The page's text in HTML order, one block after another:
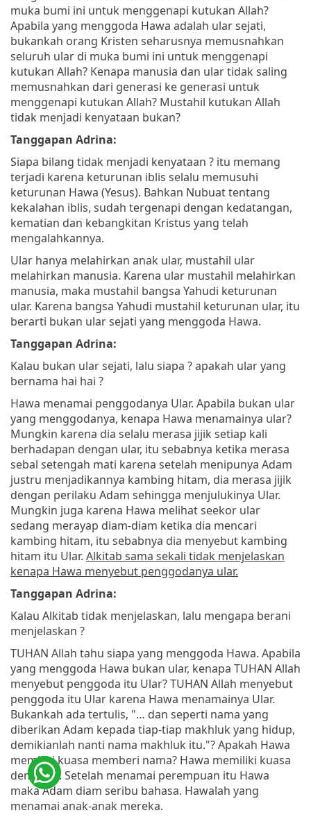
muka bumi ini untuk menggenapi kutukan Allah?
Apabila yang menggoda Hawa adalah ular sejati,
bukankah orang Kristen seharusnya memusnahkan
seluruh ular di muka bumi ini untuk menggenapi
kutukan Allah? Kenapa manusia dan ular tidak saling
memusnahkan dari generasi ke generasi untuk
menggenapi kutukan Allah? Mustahil kutukan Allah
tidak menjadi kenyataan bukan?
Tanggapan Adrina:
Siapa bilang tidak menjadi kenyataan ? itu memang
terjadi karena keturunan iblis selalu memusuhi
keturunan Hawa (Yesus). Bahkan Nubuat tentang
kekalahan iblis, sudah tergenapi dengan kedatangan,
kematian dan kebangkitan Kristus yang telah
mengalahkannya.
Ular hanya melahirkan anak ular, mustahil ular
melahirkan manusia. Karena ular mustahil melahirkan
manusia, maka mustahil bangsa Yahudi keturunan
ular. Karena bangsa Yahudi mustahil keturunan ular, itu
berarti bukan ular sejati yang menggoda Hawa.
Tanggapan Adrina:
Kalau bukan ular sejati, lalu siapa ? apakah ular yang
bernama hai hai ?
Hawa menamai penggodanya Ular. Apabila bukan ular
yang menggodanya, kenapa Hawa menamainya ular?
Mungkin karena dia selalu merasa jijik setiap kali
berhadapan dengan ular, itu sebabnya ketika merasa
sebal setengah mati karena setelah menipunya Adam
justru menjadikannya kambing hitam, dia merasa jijik
dengan perilaku Adam sehingga menjulukinya Ular.
Mungkin juga karena Hawa melihat seekor ular
sedang merayap diam-diam ketika dia mencari
kambing hitam, itu sebabnya dia menyebut kambing
hitam itu Ular. Alkitab sama sekali tidak menjelaskan
kenapa Hawa menyebut penggodanya ular.
Tanggapan Adrina:
Kalau Alkitab tidak menjelaskan, lalu mengapa berani
menjelaskan ?
TUHAN Allah tahu siapa yang menggoda Hawa. Apabila
yang menggoda Hawa bukan ular, kenapa TUHAN Allah
menyebut penggoda itu Ular? TUHAN Allah menyebut
penggoda itu Ular karena Hawa menamainya Ular.
Bukankah ada tertulis, "… dan seperti nama yang
diberikan Adam kepada tiap-tiap makhluk yang hidup,
demikianlah nanti nama makhluk itu."? Apakah Hawa
memiliki kuasa memberi nama? Hawa memiliki kuasa
demikian. Setelah menamai perempuan itu Hawa
maka Adam diam seribu bahasa. Hawalah yang
menamai anak-anak mereka.